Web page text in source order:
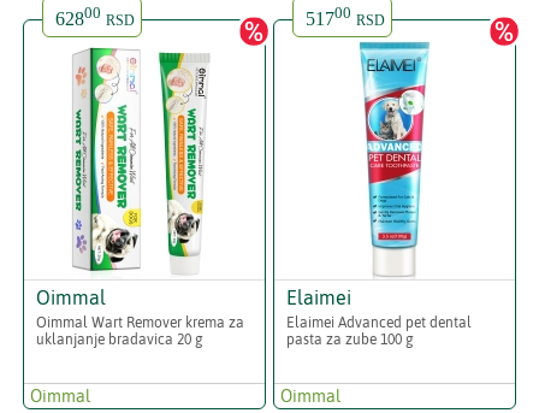
62800 RSD
Oimmal
Oimmal Wart Remover krema za
uklanjanje bradavica 20 g
Oimmal
51700 RSD
Elaimei
Elaimei Advanced pet dental
pasta za zube 100 g
Oimmal